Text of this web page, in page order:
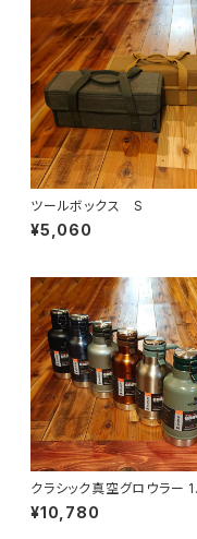
ツールボックス S
¥5,060
クラシック真空グロウラー
¥10,780